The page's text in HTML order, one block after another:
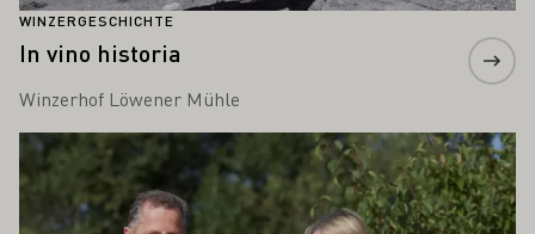
WINZERGESCHICHTE
In vino historia
Winzerhof Löwener Mühle
Mehr erfahren